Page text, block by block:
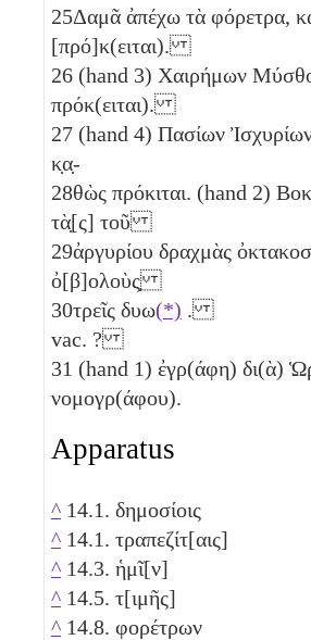
25Δαμᾶ ἀπέχω τὰ φόρετρα,
[πρό]κ(ειται).
26 (hand 3) Χαιρήμων
πρόκ(ειται).
27 (hand 4) Πασίων
κ̣α̣-
28θὼς πρόκιται. (hand 2)
τὰ̣[ς] τοῦ
29ἀργυρίου δραχμὰς
ὀ[β]ολοὺς̣
30τρεῖς δυω(*) .
vac. ?
31 (hand 1) ἐγρ(άφη) δι(ὰ)
νομογρ(άφου).
Apparatus
^ 14.1. δημοσίοις
^ 14.1. τραπεζίτ[αις]
^ 14.3. ἡμῖ[ν]
^ 14.5. τ[ιμῆς]
^ 14.8. φορέτρων